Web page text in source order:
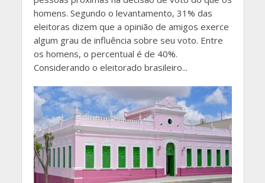
homens. Segundo o levantamento, 31% das
eleitoras dizem que a opinião de amigos exerce
algum grau de influência sobre seu voto. Entre
os homens, o percentual é de 40%.
Considerando o eleitorado brasileiro...